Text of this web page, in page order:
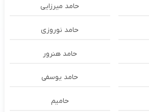
حامد میرزایی
حامد نوروزی
حامد هنرور
حامد یوسفی
حامیم